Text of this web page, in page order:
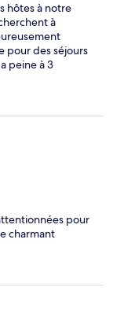
hôtes à notre
à
pour des séjours
peine à 3
à prix
pour
charmant